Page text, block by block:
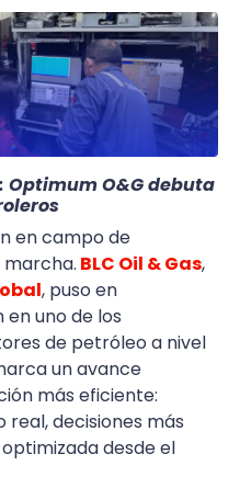
O&G debuta
en campo de
BLC Oil & Gas,
, puso en
uno de los
de petróleo a nivel
un avance
más eficiente:
real, decisiones más
desde el